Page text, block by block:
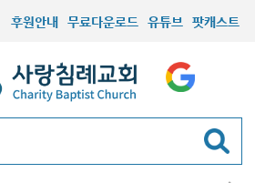
후원안내 무료다운로드 유튜브 팟캐스트